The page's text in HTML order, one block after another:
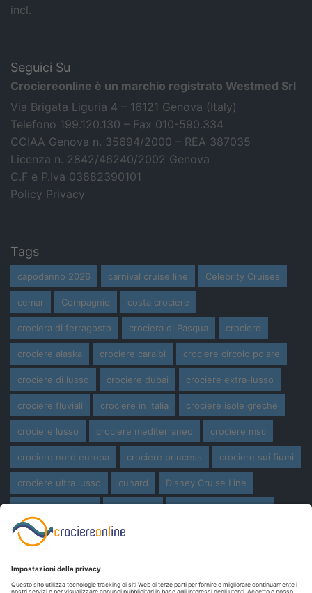
incl.
Seguici Su
Crociereonline è un marchio registrato Westmed Srl
Via Brigata Liguria 4 – 16121 Genova (Italy)
Telefono 199.120.130 – Fax 010-590.334
CCIAA Genova n. 35694/2000 – REA 387035
Licenza n. 2842/46240/2002 Genova
C.F e P.Iva 03882390101
Policy Privacy
Tags
capodanno 2026 carnival cruise line Celebrity Cruises
cemar Compagnie costa crociere
crociera di ferragosto crociera di Pasqua crociere
crociere alaska crociere caraibi crociere circolo polare
crociere di lusso crociere dubai crociere extra-lusso
crociere fluviali crociere in italia crociere isole greche
crociere lusso crociere mediterraneo crociere msc
crociere nord europa crociere princess crociere sui fiumi
crociere ultra lusso cunard Disney Cruise Line
giro del mondo miami
oceania cruises Pasqua Pasqua in crociera